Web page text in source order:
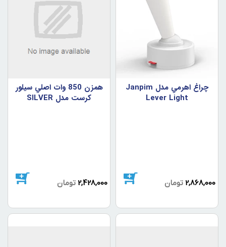
چراغ اهرمي مدل Janpim
Lever Light
2,868,000 تومان
همزن 850 وات اصلي سيلور
کرست مدل SILVER
2,428,000 تومان